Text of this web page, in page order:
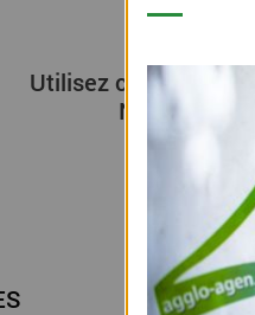
Utilisez ce
Nous nous